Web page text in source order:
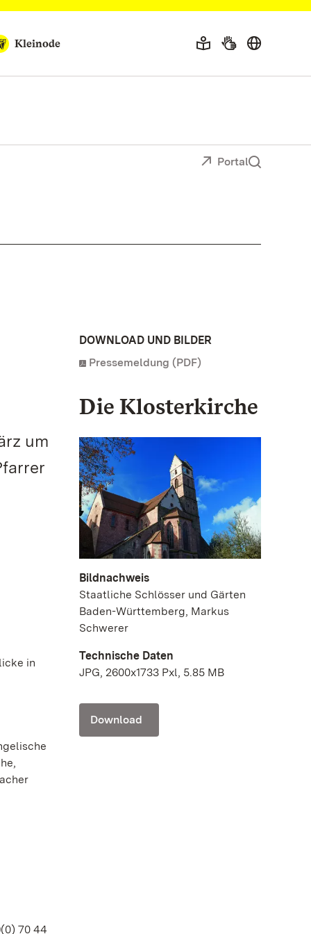
Kleinode
Portal
um
in
70 44
DOWNLOAD UND BILDER
Pressemeldung (PDF)
Die Klosterkirche
Bildnachweis
Staatliche Schlösser und Gärten
Baden-Württemberg, Markus
Schwerer
Technische Daten
JPG, 2600x1733 Pxl, 5.85 MB
Download